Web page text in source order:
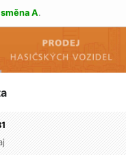
směna A.